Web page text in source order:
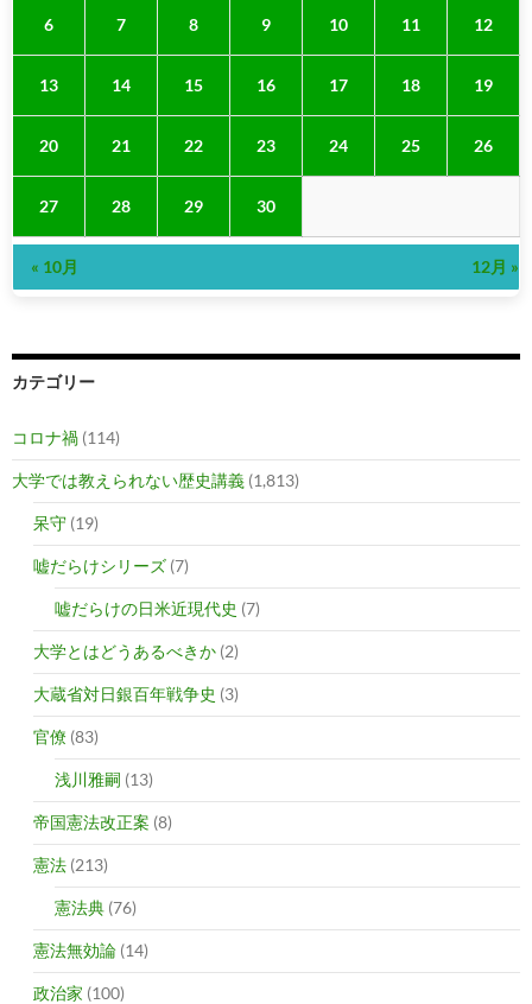
6 7 8 9 10 11 12
13 14 15 16 17 18 19
20 21 22 23 24 25 26
27 28 29 30
« 10月 12月 »
カテゴリー
コロナ禍 (114)
大学では教えられない歴史講義 (1,813)
呆守 (19)
嘘だらけシリーズ (7)
嘘だらけの日米近現代史 (7)
大学とはどうあるべきか (2)
大蔵省対日銀百年戦争史 (3)
官僚 (83)
浅川雅嗣 (13)
帝国憲法改正案 (8)
憲法 (213)
憲法典 (76)
憲法無効論 (14)
政治家 (100)